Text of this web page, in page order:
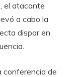
el atacante
a cabo la
dispar en
conferencia de